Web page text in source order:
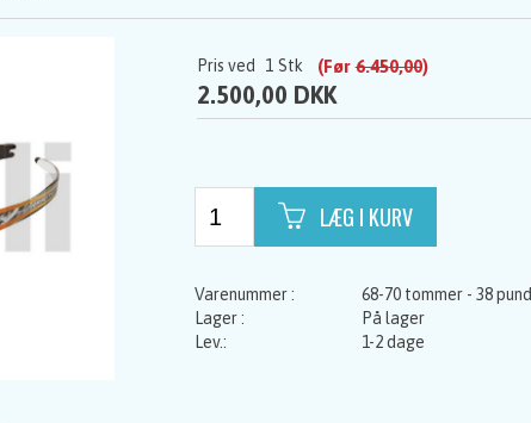
Pris ved 1 Stk (Før6.450,00)
2.500,00 DKK
68-70 tommer - 38 pund
På lager
1-2 dage